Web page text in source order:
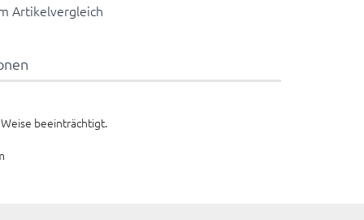
Artikelvergleich
beeinträchtigt.